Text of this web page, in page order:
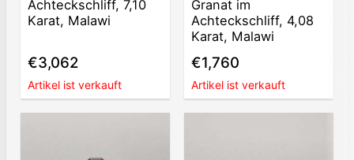
Achteckschliff, 7,10
Karat, Malawi
€3,062
Artikel ist verkauft
Granat im
Achteckschliff, 4,08
Karat, Malawi
€1,760
Artikel ist verkauft